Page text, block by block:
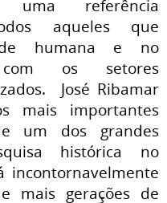
referência
aqueles que
humana e no
com os setores
José Ribamar
mais importantes
e um dos grandes
histórica no
incontornavelmente
mais gerações de